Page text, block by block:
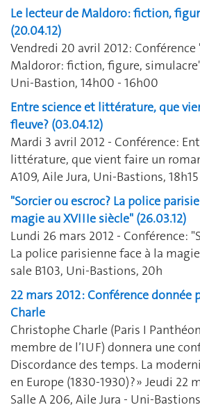
Le lecteur de Maldoro: fiction,
(20.04.12)
Vendredi 20 avril 2012: Conférence
Maldoror: fiction, figure,
Uni-Bastion, 14h00 - 16h00
Entre science et littérature, que
fleuve? (03.04.12)
Mardi 3 avril 2012 - Conférence:
littérature, que vient faire un
A109, Aile Jura, Uni-Bastions, 18h15
"Sorcier ou escroc? La police
magie au XVIIIe siècle" (26.03.12)
Lundi 26 mars 2012 - Conférence:
La police parisienne face à la
sale B103, Uni-Bastions, 20h
22 mars 2012 : Conférence donnée
Charle
Christophe Charle (Paris I
membre de l’IUF) donnera une
Discordance des temps. La
en Europe (1830-1930) ? » Jeudi 22
Salle A 206, Aile Jura - Uni-Bastions